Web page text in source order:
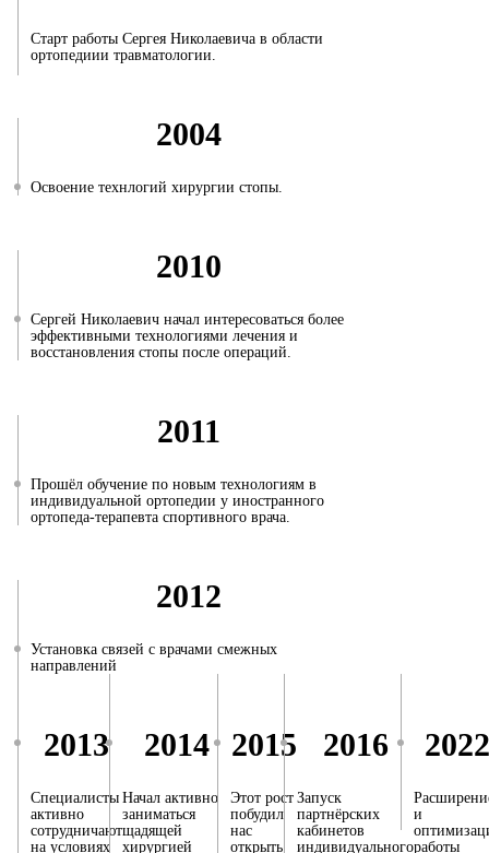
Старт работы Сергея Николаевича в области
ортопедиии травматологии.
2004
Освоение технлогий хирургии стопы.
2010
Сергей Николаевич начал интересоваться более
эффективными технологиями лечения и
восстановления стопы после операций.
2011
Прошёл обучение по новым технологиям в
индивидуальной ортопедии у иностранного
ортопеда-терапевта спортивного врача.
2012
Установка связей с врачами смежных
направлений
2013
Специалисты
активно
сотрудничают
на условиях
2014
Начал активно
заниматься
щадящей
хирургией
2015
Этот рост
побудил
нас
открыть
2016
Запуск
партнёрских
кабинетов
индивидуального
2022
и
работы